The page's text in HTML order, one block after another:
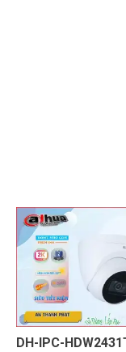
DH-IPC-